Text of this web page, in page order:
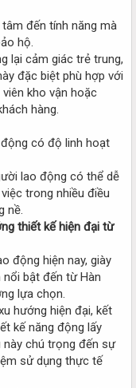
đến tính năng mà
hộ.
lại cảm giác trẻ trung,
đặc biệt phù hợp với
kho vận hoặc
hàng.
có độ linh hoạt
lao động có thể dễ
trong nhiều điều
nề.
thiết kế hiện đại từ
động hiện nay, giày
bật đến từ Hàn
lựa chọn.
hướng hiện đại, kết
kế năng động lấy
chú trọng đến sự
sử dụng thực tế